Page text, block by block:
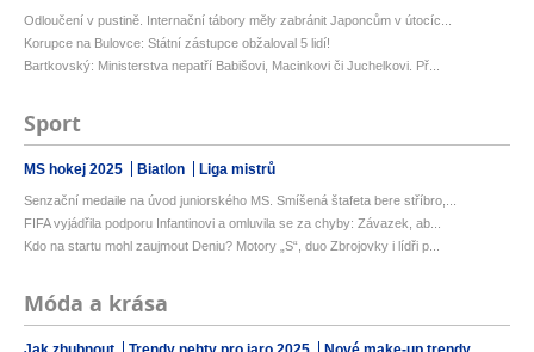
Odloučení v pustině. Internační tábory měly zabránit Japoncům v útocíc...
Korupce na Bulovce: Státní zástupce obžaloval 5 lidí!
Bartkovský: Ministerstva nepatří Babišovi, Macinkovi či Juchelkovi. Př...
Sport
MS hokej 2025 Biatlon Liga mistrů
Senzační medaile na úvod juniorského MS. Smíšená štafeta bere stříbro,...
FIFA vyjádřila podporu Infantinovi a omluvila se za chyby: Závazek, ab...
Kdo na startu mohl zaujmout Deniu? Motory „S“, duo Zbrojovky i lídři p...
Móda a krása